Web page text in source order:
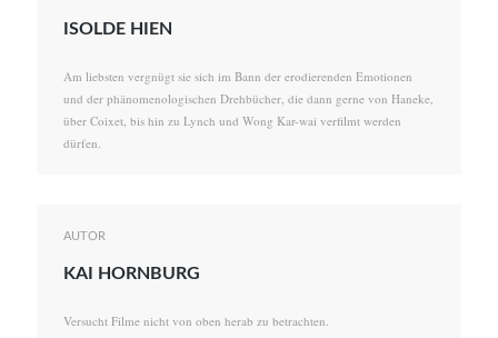
ISOLDE HIEN
Am liebsten vergnügt sie sich im Bann der erodierenden Emotionen
und der phänomenologischen Drehbücher, die dann gerne von Haneke,
über Coixet, bis hin zu Lynch und Wong Kar-wai verfilmt werden
dürfen.
AUTOR
KAI HORNBURG
Versucht Filme nicht von oben herab zu betrachten.